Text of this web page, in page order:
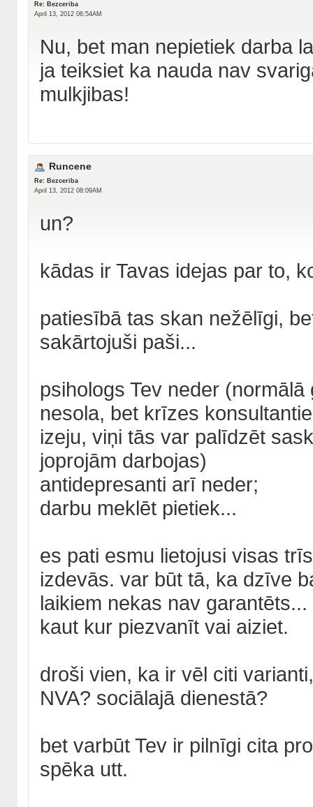
Re: Bezceriba
April 13, 2012 06:54AM
Nu, bet man nepietiek darba
ja teiksiet ka nauda nav
mulkjibas!
Runcene
Re: Bezceriba
April 13, 2012 08:09AM
un?
kādas ir Tavas idejas par to,
patiesībā tas skan nežēlīgi,
sakārtojuši paši...
psihologs Tev neder
nesola, bet krīzes
izeju, viņi tās var palīdzēt
joprojām darbojas)
antidepresanti arī neder;
darbu meklēt pietiek...
es pati esmu lietojusi visas
izdevās. var būt tā, ka dzīve
laikiem nekas nav
kaut kur piezvanīt vai aiziet.
droši vien, ka ir vēl citi
NVA? sociālajā dienestā?
bet varbūt Tev ir pilnīgi cita
spēka utt.